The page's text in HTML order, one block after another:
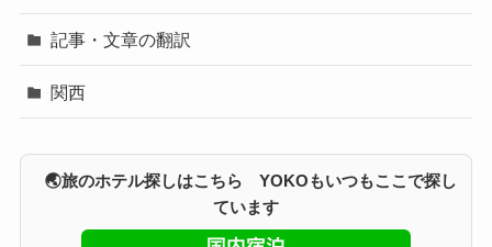
記事・文章の翻訳
関西
🌏旅のホテル探しはこちら YOKOもいつもここで探し
ています